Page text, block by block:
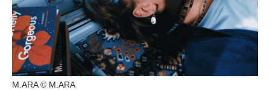
M.ARA © M.ARA